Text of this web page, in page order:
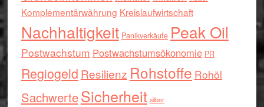
Komplementärwährung Kreislaufwirtschaft
Nachhaltigkeit Panikverkäufe Peak Oil
Postwachstum Postwachstumsökonomie PR
Regiogeld Resilienz Rohstoffe Rohöl
SachwerteSicherheit silber